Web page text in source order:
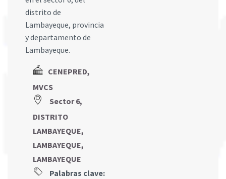
distrito de
Lambayeque, provincia
y departamento de
Lambayeque.
CENEPRED,
MVCS
Sector 6,
DISTRITO
LAMBAYEQUE,
LAMBAYEQUE,
LAMBAYEQUE
Palabras clave: